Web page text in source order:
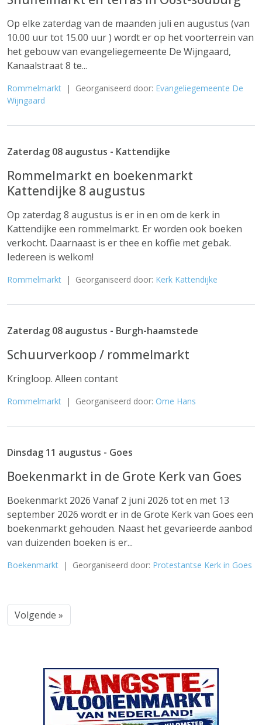
Op elke zaterdag van de maanden juli en augustus (van
10.00 uur tot 15.00 uur ) wordt er op het voorterrein van
het gebouw van evangeliegemeente De Wijngaard,
Kanaalstraat 8 te...
Rommelmarkt | Georganiseerd door: Evangeliegemeente De
Wijngaard
Zaterdag 08 augustus - Kattendijke
Rommelmarkt en boekenmarkt
Kattendijke 8 augustus
Op zaterdag 8 augustus is er in en om de kerk in
Kattendijke een rommelmarkt. Er worden ook boeken
verkocht. Daarnaast is er thee en koffie met gebak.
Iedereen is welkom!
Rommelmarkt | Georganiseerd door: Kerk Kattendijke
Zaterdag 08 augustus - Burgh-haamstede
Schuurverkoop / rommelmarkt
Kringloop. Alleen contant
Rommelmarkt | Georganiseerd door: Ome Hans
Dinsdag 11 augustus - Goes
Boekenmarkt in de Grote Kerk van Goes
Boekenmarkt 2026 Vanaf 2 juni 2026 tot en met 13
september 2026 wordt er in de Grote Kerk van Goes een
boekenmarkt gehouden. Naast het gevarieerde aanbod
van duizenden boeken is er...
Boekenmarkt | Georganiseerd door: Protestantse Kerk in Goes
Volgende »